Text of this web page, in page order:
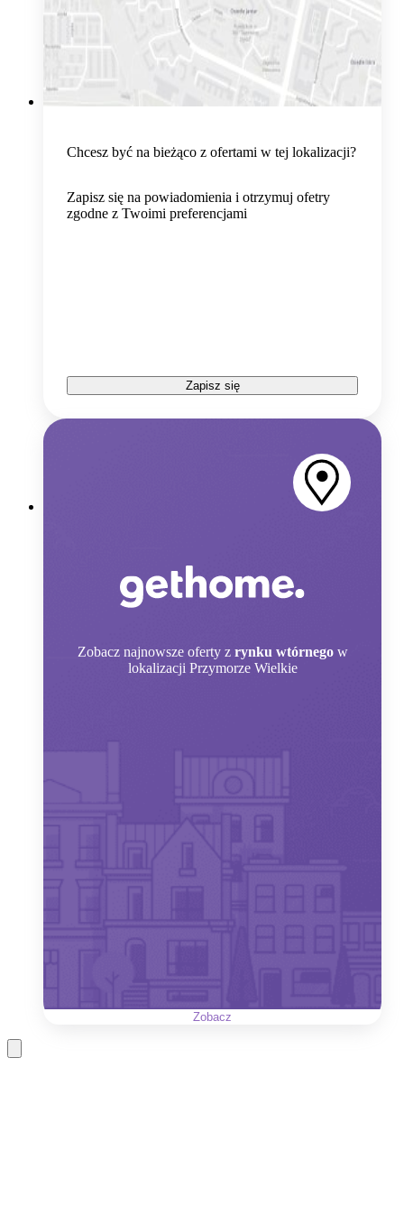
Chcesz być na bieżąco z ofertami w tej lokalizacji?
Zapisz się na powiadomienia i otrzymuj ofetry
zgodne z Twoimi preferencjami
Zapisz się
Zobacz najnowsze oferty z rynku wtórnego w
lokalizacji Przymorze Wielkie
Zobacz